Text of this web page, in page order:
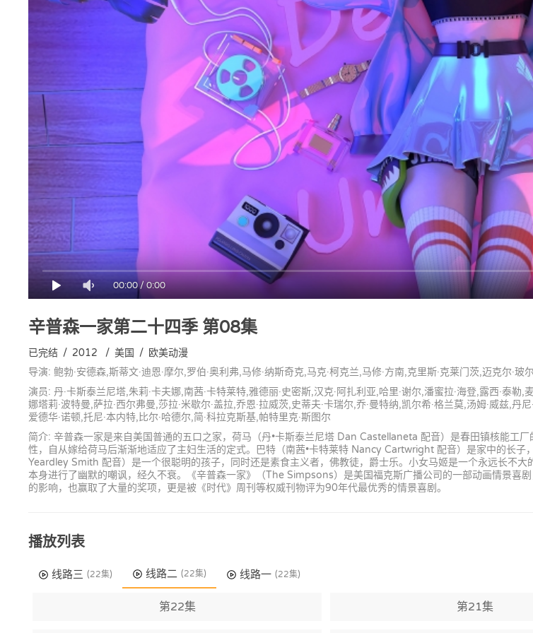
00:00/0:00
辛普森一家第二十四季第08集
已完结 / 2012 / 美国 / 欧美动漫
导演: 鲍勃·安德森,斯蒂文·迪恩·摩尔,罗伯·奥利弗,马修·纳斯奇克,马克·柯克兰,马修·方南,克里斯·克莱门茨,迈克尔·玻
演员: 丹·卡斯泰兰尼塔,朱莉·卡夫娜,南茜·卡特莱特,雅德丽·史密斯,汉克·阿扎利亚,哈里·谢尔,潘蜜拉·海登,露西·泰
娜塔莉·波特曼,萨拉·西尔弗曼,莎拉·米歇尔·盖拉,乔恩·拉威茨,史蒂夫·卡瑞尔,乔·曼特纳,凯尔希·格兰莫,汤姆·威兹,
爱德华·诺顿,托尼·本内特,比尔·哈德尔,简·科拉克斯基,帕特里克·斯图尔
简介: 辛普森一家是来自美国普通的五口之家，荷马（丹•卡斯泰兰尼塔 Dan Castellaneta 配音）是春田镇核能工
性，自从嫁给荷马后渐渐地适应了主妇生活的定式。巴特（南茜•卡特莱特 Nancy Cartwright 配音）是家中的长
Yeardley Smith 配音）是一个很聪明的孩子，同时还是素食主义者，佛教徒，爵士乐。小女马姬是一个永远长不
本身进行了幽默的嘲讽，经久不衰。《辛普森一家》（The Simpsons）是美国福克斯广播公司的一部动画情景喜
的影响，也赢取了大量的奖项，更是被《时代》周刊等权威刊物评为90年代最优秀的情景喜剧。
播放列表
线路三 (22集) 线路二 (22集) 线路一 (22集)
第22集 第21集